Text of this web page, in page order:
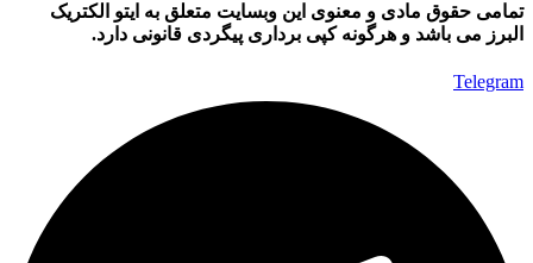
تمامی حقوق مادی و معنوی این وبسایت متعلق به ایتو الکتریک
البرز می باشد و هرگونه کپی برداری پیگردی قانونی دارد.
Telegram